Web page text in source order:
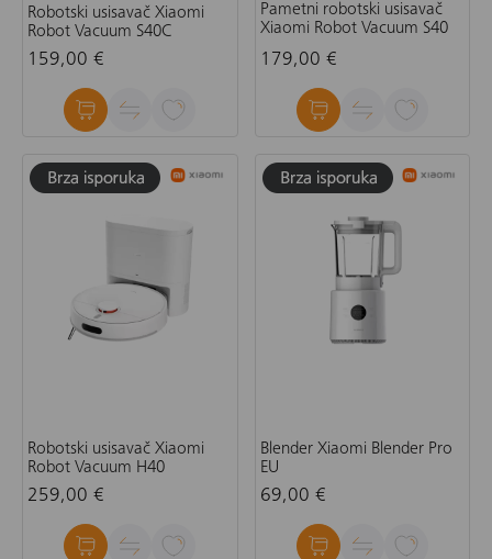
Robotski usisavač Xiaomi
Robot Vacuum S40C
159,00 €
Pametni robotski usisavač
Xiaomi Robot Vacuum S40
179,00 €
Robotski usisavač Xiaomi
Robot Vacuum H40
259,00 €
Blender Xiaomi Blender Pro
EU
69,00 €